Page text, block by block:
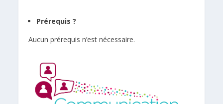
Prérequis ?
Aucun prérequis n’est nécessaire.